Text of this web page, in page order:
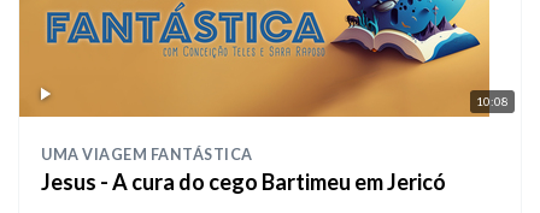
10:08
UMA VIAGEM FANTÁSTICA
Jesus - A cura do cego Bartimeu em Jericó